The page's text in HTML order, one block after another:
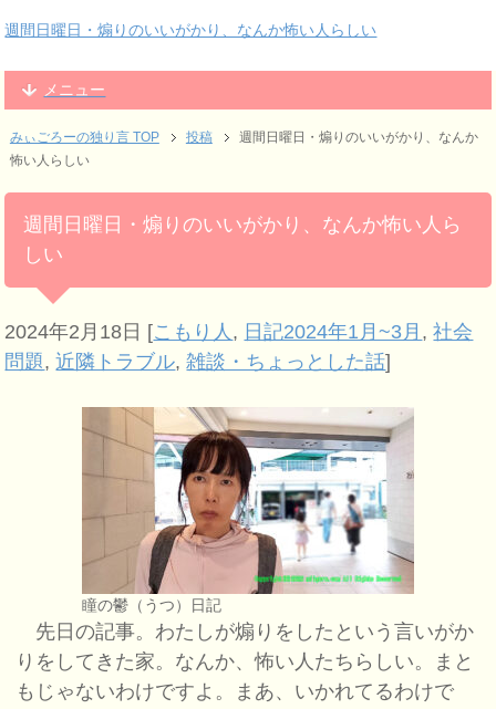
週間日曜日・煽りのいいがかり、なんか怖い人らしい
メニュー
みぃごろーの独り言 TOP 投稿
週間日曜日・煽りのいいがかり、なんか
怖い人らしい
週間日曜日・煽りのいいがかり、なんか怖い人ら
しい
2024年2月18日 [こもり人 , 日記2024年1月~3月 ,社会
問題,近隣トラブル,雑談・ちょっとした話]
瞳の鬱（うつ）日記
先日の記事。わたしが煽りをしたという言いがか
りをしてきた家。なんか、怖い人たちらしい。まと
もじゃないわけですよ。まあ、いかれてるわけで